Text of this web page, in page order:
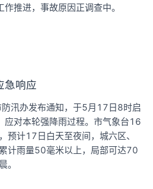
推进，事故原因正调查中。
急响应
汛办发布通知，于5月17日8时启
应对本轮强降雨过程。市气象台16
预计17日白天至夜间，城六区、
计雨量50毫米以上，局部可达70
。